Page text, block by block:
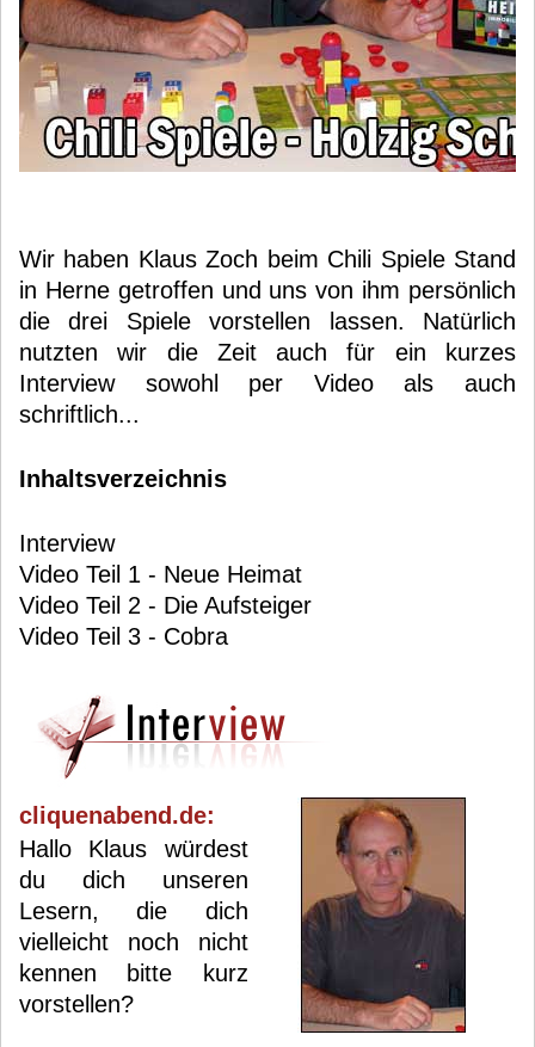
Wir haben Klaus Zoch beim Chili Spiele Stand
in Herne getroffen und uns von ihm persönlich
die drei Spiele vorstellen lassen. Natürlich
nutzten wir die Zeit auch für ein kurzes
Interview sowohl per Video als auch
schriftlich...
Inhaltsverzeichnis
Interview
Video Teil 1 - Neue Heimat
Video Teil 2 - Die Aufsteiger
Video Teil 3 - Cobra
cliquenabend.de:
Hallo Klaus würdest
du dich unseren
Lesern, die dich
vielleicht noch nicht
kennen bitte kurz
vorstellen?